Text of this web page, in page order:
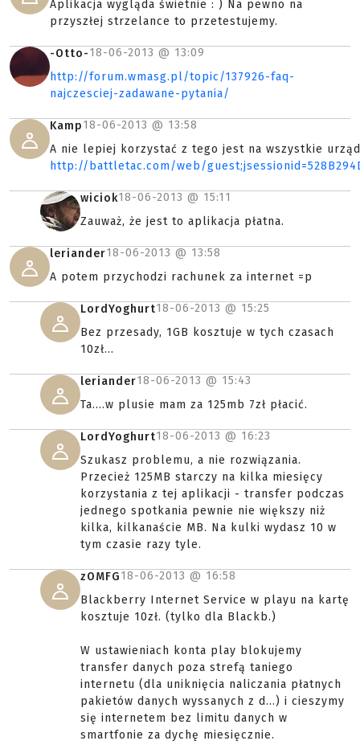
Aplikacja wygląda świetnie : ) Na pewno na
przyszłej strzelance to przetestujemy.
-Otto-18-06-2013 @ 13:09
http://forum.wmasg.pl/topic/137926-faq-
najczesciej-zadawane-pytania/
Kamp18-06-2013 @ 13:58
A nie lepiej korzystać z tego jest na wszystkie
http://battletac.com/web/
wiciok18-06-2013 @ 15:11
Zauważ, że jest to aplikacja płatna.
leriander18-06-2013 @ 13:58
A potem przychodzi rachunek za internet =p
LordYoghurt18-06-2013 @ 15:25
Bez przesady, 1GB kosztuje w tych czasach
10zł...
leriander18-06-2013 @ 15:43
Ta....w plusie mam za 125mb 7zł płacić.
LordYoghurt18-06-2013 @ 16:23
Szukasz problemu, a nie rozwiązania.
Przecież 125MB starczy na kilka miesięcy
korzystania z tej aplikacji - transfer podczas
jednego spotkania pewnie nie większy niż
kilka, kilkanaście MB. Na kulki wydasz 10 w
tym czasie razy tyle.
zOMFG18-06-2013 @ 16:58
Blackberry Internet Service w playu na kartę
kosztuje 10zł. (tylko dla Blackb.)
W ustawieniach konta play blokujemy
transfer danych poza strefą taniego
internetu (dla uniknięcia naliczania płatnych
pakietów danych wyssanych z d...) i cieszymy
się internetem bez limitu danych w
smartfonie za dychę miesięcznie.